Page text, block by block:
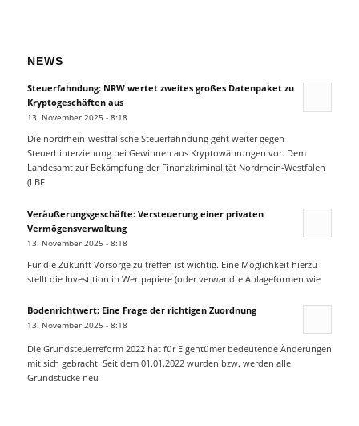
NEWS
Steuerfahndung: NRW wertet zweites großes Datenpaket zu
Kryptogeschäften aus
13. November 2025 - 8:18
Die nordrhein-westfälische Steuerfahndung geht weiter gegen
Steuerhinterziehung bei Gewinnen aus Kryptowährungen vor. Dem
Landesamt zur Bekämpfung der Finanzkriminalität Nordrhein-Westfalen
(LBF
Veräußerungsgeschäfte: Versteuerung einer privaten
Vermögensverwaltung
13. November 2025 - 8:18
Für die Zukunft Vorsorge zu treffen ist wichtig. Eine Möglichkeit hierzu
stellt die Investition in Wertpapiere (oder verwandte Anlageformen wie
Bodenrichtwert: Eine Frage der richtigen Zuordnung
13. November 2025 - 8:18
Die Grundsteuerreform 2022 hat für Eigentümer bedeutende Änderungen
mit sich gebracht. Seit dem 01.01.2022 wurden bzw. werden alle
Grundstücke neu